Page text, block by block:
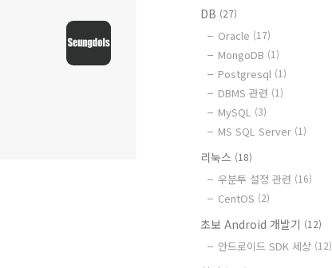
DB (27)
Oracle (17)
MongoDB (1)
Postgresql (1)
DBMS 관련 (1)
MySQL (3)
MS SQL Server (1)
리눅스 (18)
우분투 설정 관련 (16)
CentOS (2)
초보 Android 개발기 (12)
안드로이드 SDK 세상 (12)